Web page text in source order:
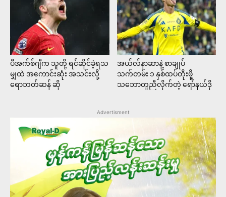
ပီအက်စ်ဂျီက သူတို့ ရင်ဆိုင်ခဲ့ရသ
မျှထဲ အကောင်းဆုံး အသင်းလို့
ရောဘတ်ဆန် ဆို
အယ်လ်နာဆာနဲ့ စာချုပ်
သက်တမ်း ၁ နှစ်ထပ်တိုးဖို့
သဘောတူညီလိုက်တဲ့ ရော်နယ်ဒို
Advertisment